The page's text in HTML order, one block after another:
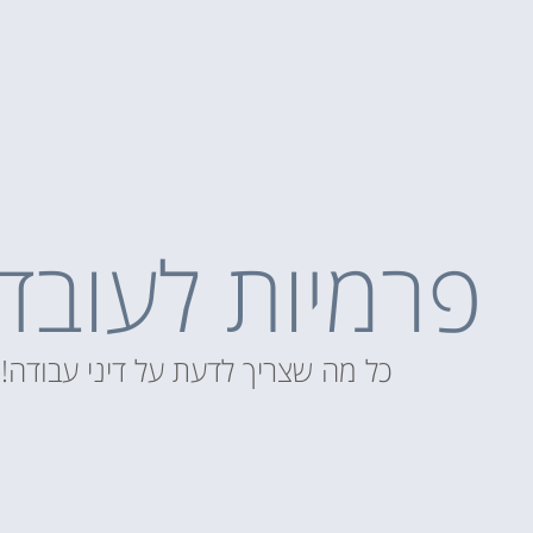
פרמיות
כל מה שצריך לדעת על דיני עבודה!